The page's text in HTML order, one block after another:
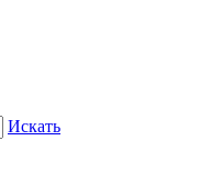
Искать